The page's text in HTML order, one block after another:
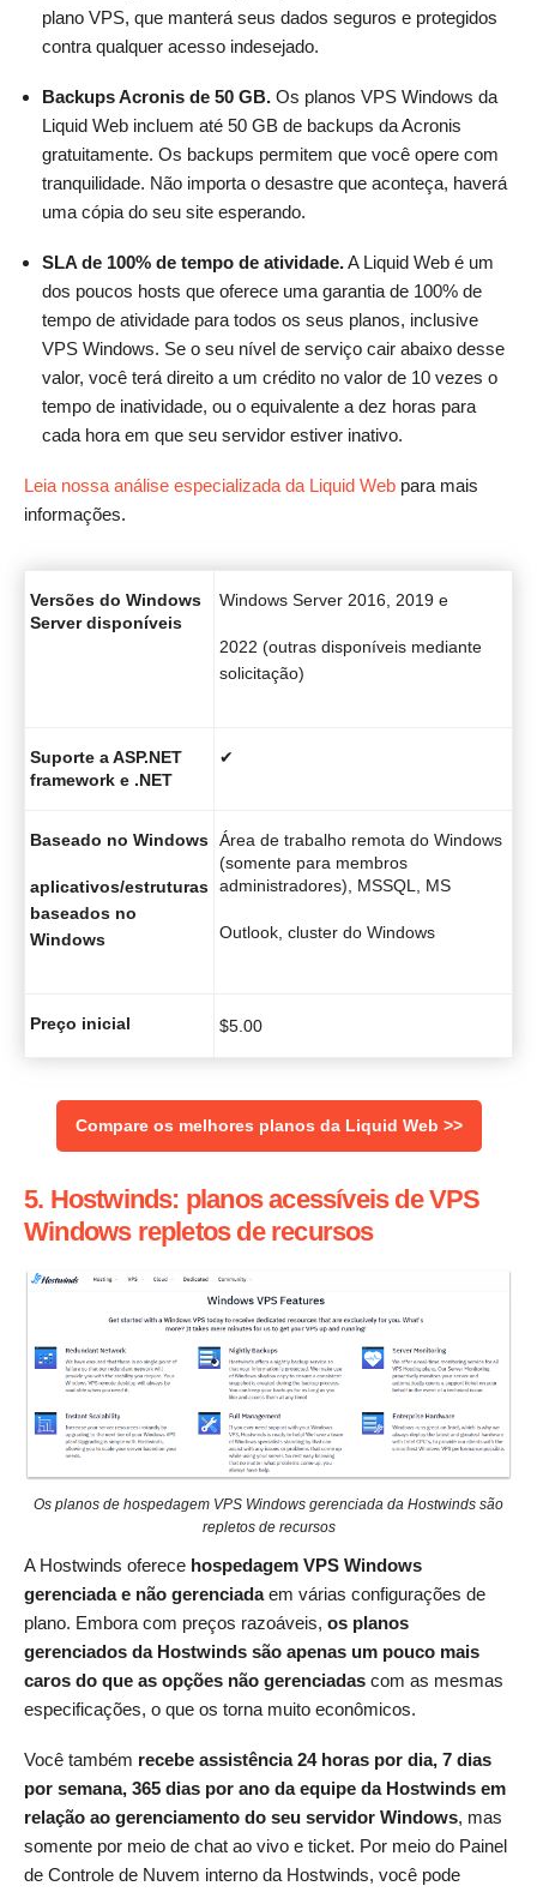
plano VPS, que manterá seus dados seguros e protegidos
contra qualquer acesso indesejado.
Backups Acronis de 50 GB. Os planos VPS Windows da
Liquid Web incluem até 50 GB de backups da Acronis
gratuitamente. Os backups permitem que você opere com
tranquilidade. Não importa o desastre que aconteça, haverá
uma cópia do seu site esperando.
SLA de 100% de tempo de atividade.A Liquid Web é um
dos poucos hosts que oferece uma garantia de 100% de
tempo de atividade para todos os seus planos, inclusive
VPS Windows. Se o seu nível de serviço cair abaixo desse
valor, você terá direito a um crédito no valor de 10 vezes o
tempo de inatividade, ou o equivalente a dez horas para
cada hora em que seu servidor estiver inativo.
Leia nossa análise especializada da Liquid Web para mais
informações.
Versões do Windows
Server disponíveis
Windows Server 2016, 2019 e
2022 (outras disponíveis mediante
solicitação)
Suporte a ASP.NET
framework e .NET
✔
Baseado no Windows
aplicativos/estruturas
baseados no
Windows
Área de trabalho remota do Windows
(somente para membros
administradores), MSSQL, MS
Outlook, cluster do Windows
Preço inicial $5.00
Compare os melhores planos da Liquid Web >>
5. Hostwinds: planos acessíveis de VPS
Windows repletos de recursos
Os planos de hospedagem VPS Windows gerenciada da Hostwinds são
repletos de recursos
A Hostwinds oferece hospedagem VPS Windows
gerenciada e não gerenciadaem várias configurações de
plano. Embora com preços razoáveis, os planos
gerenciados da Hostwinds são apenas um pouco mais
caros do que as opções não gerenciadas com as mesmas
especificações, o que os torna muito econômicos.
Você também recebe assistência 24 horas por dia, 7 dias
por semana, 365 dias por ano da equipe da Hostwinds em
relação ao gerenciamento do seu servidor Windows, mas
somente por meio de chat ao vivo e ticket. Por meio do Painel
de Controle de Nuvem interno da Hostwinds, você pode